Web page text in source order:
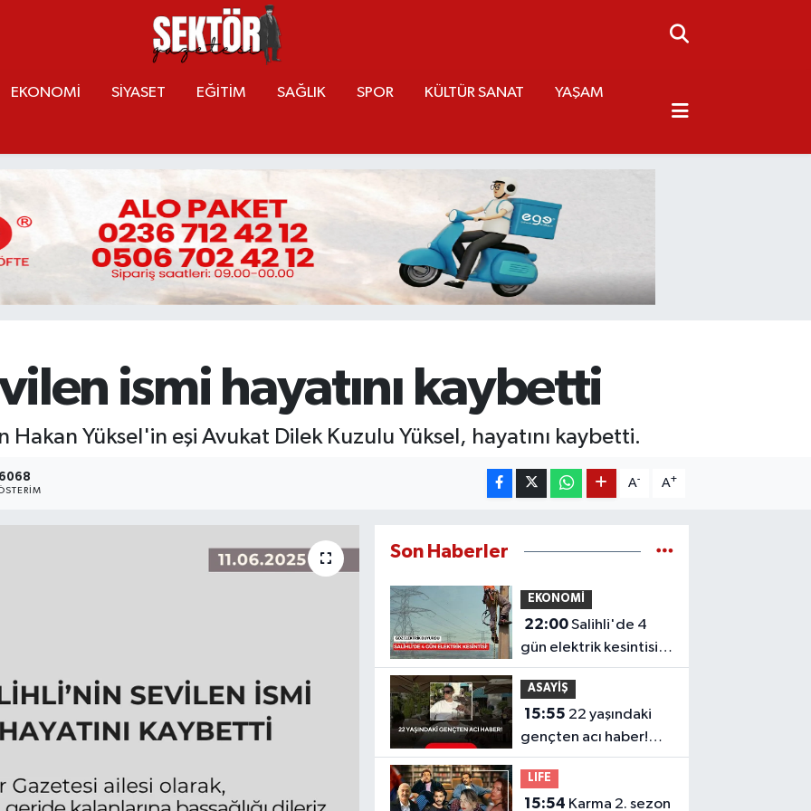
EKONOMİ SİYASET EĞİTİM SAĞLIK SPOR KÜLTÜR SANAT YAŞAM
ismi hayatını kaybetti
Hakan Yüksel'in eşi Avukat Dilek Kuzulu Yüksel, hayatını kaybetti.
6068 A- A+
Son Haberler
EKONOMİ
22:00Salihli'de 4
gün elektrik kesintisi!
Mahalleniz listede mi?
ASAYİŞ
15:55
gençten acı haber!
Yeni aldığı motosiklet
sonu oldu
LIFE
15:54